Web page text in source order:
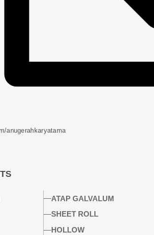
anugerahkaryatama
ATAP GALVALUM
SHEET ROLL
HOLLOW